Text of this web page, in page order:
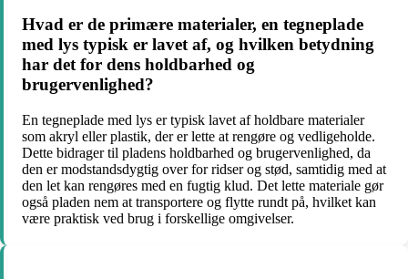
Hvad er de primære materialer, en tegneplade
med lys typisk er lavet af, og hvilken betydning
har det for dens holdbarhed og
brugervenlighed?
En tegneplade med lys er typisk lavet af holdbare materialer
som akryl eller plastik, der er lette at rengøre og vedligeholde.
Dette bidrager til pladens holdbarhed og brugervenlighed, da
den er modstandsdygtig over for ridser og stød, samtidig med at
den let kan rengøres med en fugtig klud. Det lette materiale gør
også pladen nem at transportere og flytte rundt på, hvilket kan
være praktisk ved brug i forskellige omgivelser.